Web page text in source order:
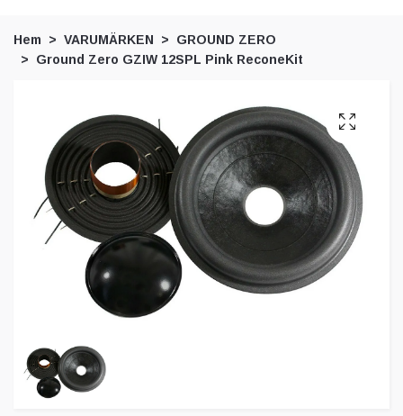
Hem VARUMÄRKEN
GROUND ZERO
Ground Zero GZIW 12SPL Pink ReconeKit